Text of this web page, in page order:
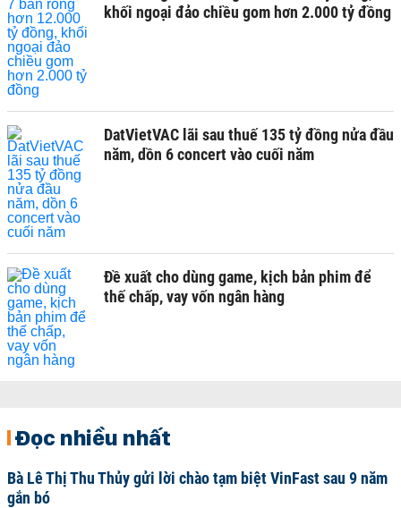
khối ngoại đảo chiều gom hơn 2.000 tỷ đồng
DatVietVAC lãi sau thuế 135 tỷ đồng nửa đầu
năm, dồn 6 concert vào cuối năm
Đề xuất cho dùng game, kịch bản phim để
thế chấp, vay vốn ngân hàng
Đọc nhiều nhất
Bà Lê Thị Thu Thủy gửi lời chào tạm biệt VinFast sau 9 năm
gắn bó